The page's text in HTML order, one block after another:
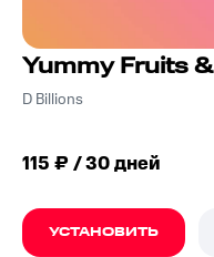
Yummy Fruits
D Billions
115 ₽ / 30 дней
УСТАНОВИТЬ